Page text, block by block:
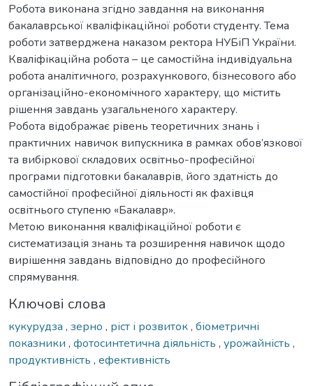
Робота виконана згідно завдання на виконання
бакалаврської кваліфікаційної роботи студенту. Тема
роботи затверджена наказом ректора НУБіП України.
Кваліфікаційна робота – це самостійна індивідуальна
робота аналітичного, розрахункового, бізнесового або
організаційно-економічного характеру, що містить
рішення завдань узагальненого характеру.
Робота відображає рівень теоретичних знань і
практичних навичок випускника в рамках обов’язкової
та вибіркової складових освітньо-професійної
програми підготовки бакалаврів, його здатність до
самостійної професійної діяльності як фахівця
освітнього ступеню «Бакалавр».
Метою виконання кваліфікаційної роботи є
систематизація знань та розширення навичок щодо
вирішення завдань відповідно до професійного
спрямування.
Ключові слова
кукурудза , зерно , ріст і розвиток, біометричні
показники , фотосинтетична діяльність , урожайність ,
продуктивність , ефективність